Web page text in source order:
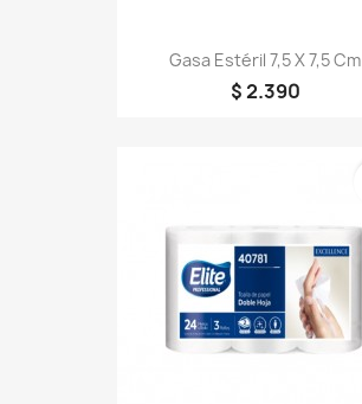
Gasa Estéril 7,5 X 7,5 Cm
$ 2.390